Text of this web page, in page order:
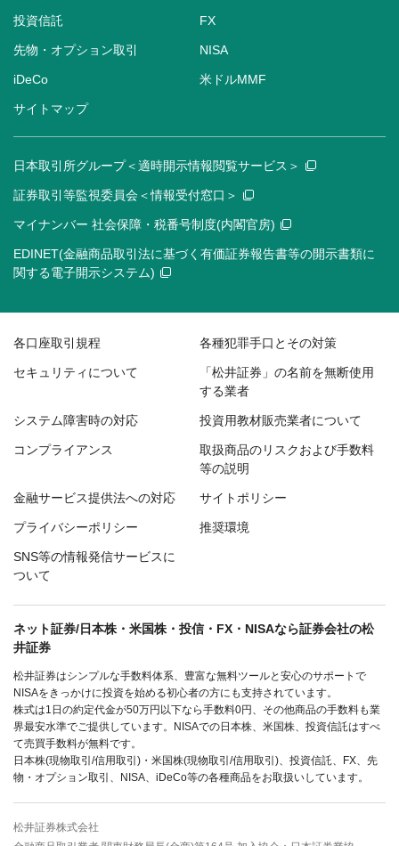
投資信託 FX
先物・オプション取引 NISA
iDeCo 米ドルMMF
サイトマップ
日本取引所グループ＜適時開示情報閲覧サービス＞
証券取引等監視委員会＜情報受付窓口＞
マイナンバー 社会保障・税番号制度(内閣官房)
EDINET(金融商品取引法に基づく有価証券報告書等の開示書類に
関する電子開示システム)
各口座取引規程 各種犯罪手口とその対策
セキュリティについて
「松井証券」の名前を無断使用
する業者
システム障害時の対応 投資用教材販売業者について
コンプライアンス
取扱商品のリスクおよび手数料
等の説明
金融サービス提供法への対応 サイトポリシー
プライバシーポリシー 推奨環境
SNS等の情報発信サービスに
ついて
ネット証券/日本株・米国株・投信・FX・NISAなら証券会社の松
井証券
松井証券はシンプルな手数料体系、豊富な無料ツールと安心のサポートで
NISAをきっかけに投資を始める初心者の方にも支持されています。
株式は1日の約定代金が50万円以下なら手数料0円、その他商品の手数料も業
界最安水準でご提供しています。NISAでの日本株、米国株、投資信託はすべ
て売買手数料が無料です。
日本株(現物取引/信用取引)・米国株(現物取引/信用取引)、投資信託、FX、先
物・オプション取引、NISA、iDeCo等の各種商品をお取扱いしています。
松井証券株式会社